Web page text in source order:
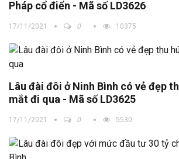
Pháp cổ điển - Mã số LD3626
17/11/2021 0 10375
Lâu đài đôi ở Ninh Bình có vẻ đẹp
mắt đi qua - Mã số LD3625
17/11/2021 0 5530